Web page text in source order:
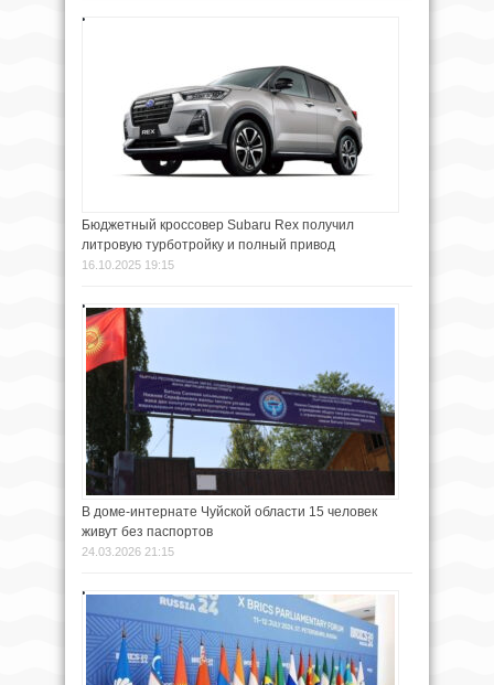
Бюджетный кроссовер Subaru Rex получил
литровую турботройку и полный привод
16.10.2025 19:15
В доме-интернате Чуйской области 15 человек
живут без паспортов
24.03.2026 21:15